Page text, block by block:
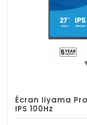
Écran Iiyama
IPS 100Hz